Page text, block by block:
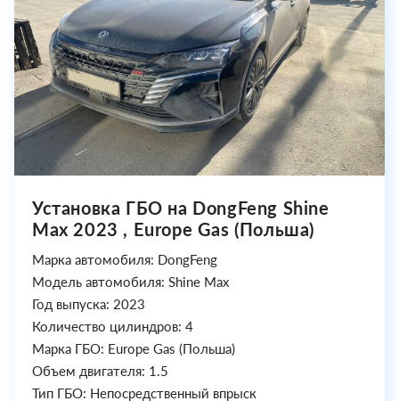
Установка ГБО на DongFeng Shine
Max 2023 , Europe Gas (Польша)
Марка автомобиля: DongFeng
Модель автомобиля: Shine Max
Год выпуска: 2023
Количество цилиндров: 4
Марка ГБО: Europe Gas (Польша)
Объем двигателя: 1.5
Тип ГБО: Непосредственный впрыск